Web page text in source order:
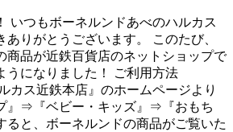
いつもボーネルンドあべのハルカス
りがとうございます。 このたび、
商品が近鉄百貨店のネットショップで
うになりました！ ご利用方法
カス近鉄本店』のホームページより
』⇒『ベビー・キッズ』⇒『おもち
ると、ボーネルンドの商品がご覧いた